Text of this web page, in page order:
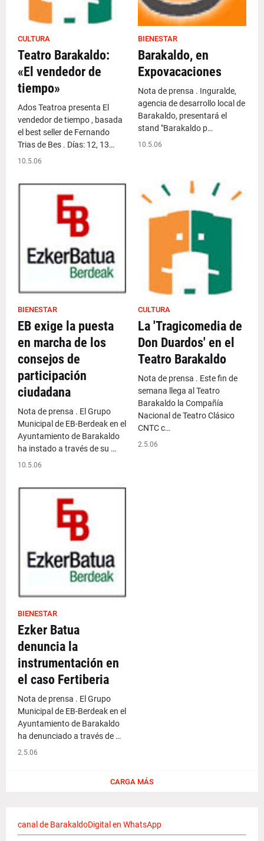
CULTURA
Teatro Barakaldo:
«El vendedor de
tiempo»
Ados Teatroa presenta El
vendedor de tiempo , basada
el best seller de Fernando
Trias de Bes . Días: 12, 13…
10.5.06
BIENESTAR
Barakaldo, en
Expovacaciones
Nota de prensa . Inguralde,
agencia de desarrollo local de
Barakaldo, presentará el
stand "Barakaldo p…
10.5.06
BIENESTAR
EB exige la puesta
en marcha de los
consejos de
participación
ciudadana
Nota de prensa . El Grupo
Municipal de EB-Berdeak en el
Ayuntamiento de Barakaldo
ha instado a través de su …
10.5.06
CULTURA
La 'Tragicomedia de
Don Duardos' en el
Teatro Barakaldo
Nota de prensa . Este fin de
semana llega al Teatro
Barakaldo la Compañía
Nacional de Teatro Clásico
CNTC c…
2.5.06
BIENESTAR
Ezker Batua
denuncia la
instrumentación en
el caso Fertiberia
Nota de prensa . El Grupo
Municipal de EB-Berdeak en el
Ayuntamiento de Barakaldo
ha denunciado a través de …
2.5.06
CARGA MÁS
canal de BarakaldoDigital en WhatsApp